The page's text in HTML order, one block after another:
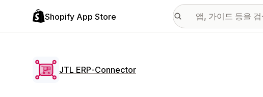
Shopify App Store
JTL ERP‑Connector